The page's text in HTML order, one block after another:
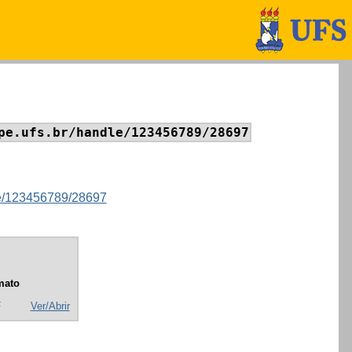
handle/123456789/28697
123456789/28697
Ver/Abrir